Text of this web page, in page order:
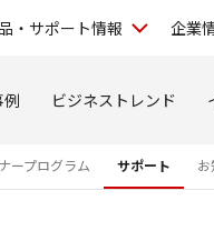
・サポート情報 企業
例 ビジネストレンド
ープログラム サポート